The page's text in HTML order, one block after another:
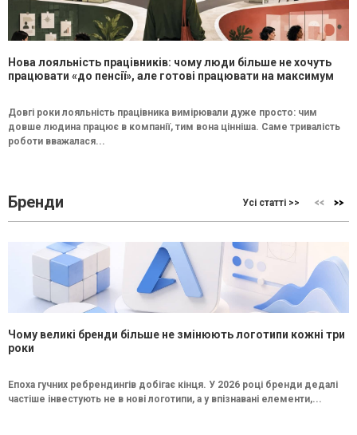
Нова лояльність працівників: чому люди більше не хочуть
працювати «до пенсії», але готові працювати на максимум
Довгі роки лояльність працівника вимірювали дуже просто: чим
довше людина працює в компанії, тим вона цінніша. Саме тривалість
роботи вважалася...
Бренди Усі статті >>
Чому великі бренди більше не змінюють логотипи кожні три
роки
Епоха гучних ребрендингів добігає кінця. У 2026 році бренди дедалі
частіше інвестують не в нові логотипи, а у впізнавані елементи,...